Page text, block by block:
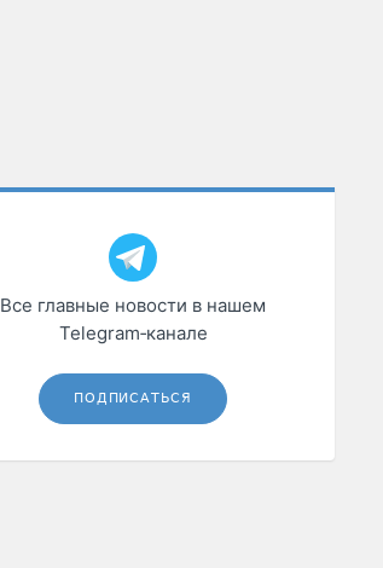
Все главные новости в нашем
Telegram‑канале
ПОДПИСАТЬСЯ